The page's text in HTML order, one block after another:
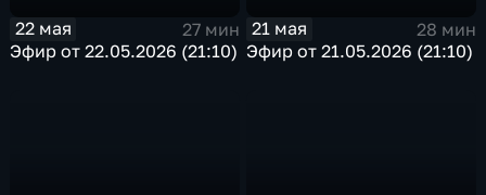
22 мая
27 мин
Эфир от 22.05.2026 (21:10)
21 мая
28 мин
Эфир от 21.05.2026 (21:10)